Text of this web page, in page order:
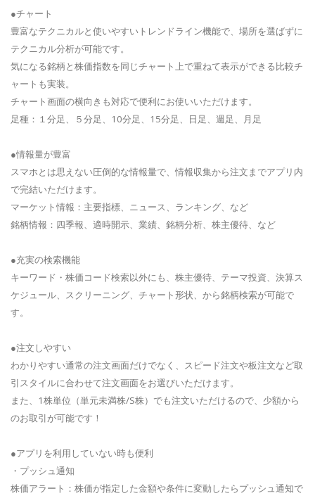
●チャート
豊富なテクニカルと使いやすいトレンドライン機能で、場所を選ばずに
テクニカル分析が可能です。
気になる銘柄と株価指数を同じチャート上で重ねて表示ができる比較チ
ャートも実装。
チャート画面の横向きも対応で便利にお使いいただけます。
足種：１分足、５分足、10分足、15分足、日足、週足、月足
●情報量が豊富
スマホとは思えない圧倒的な情報量で、情報収集から注文までアプリ内
で完結いただけます。
マーケット情報：主要指標、ニュース、ランキング、など
銘柄情報：四季報、適時開示、業績、銘柄分析、株主優待、など
●充実の検索機能
キーワード・株価コード検索以外にも、株主優待、テーマ投資、決算ス
ケジュール、スクリーニング、チャート形状、から銘柄検索が可能で
す。
●注文しやすい
わかりやすい通常の注文画面だけでなく、スピード注文や板注文など取
引スタイルに合わせて注文画面をお選びいただけます。
また、1株単位（単元未満株/S株）でも注文いただけるので、少額から
のお取引が可能です！
●アプリを利用していない時も便利
・プッシュ通知
株価アラート：株価が指定した金額や条件に変動したらプッシュ通知で